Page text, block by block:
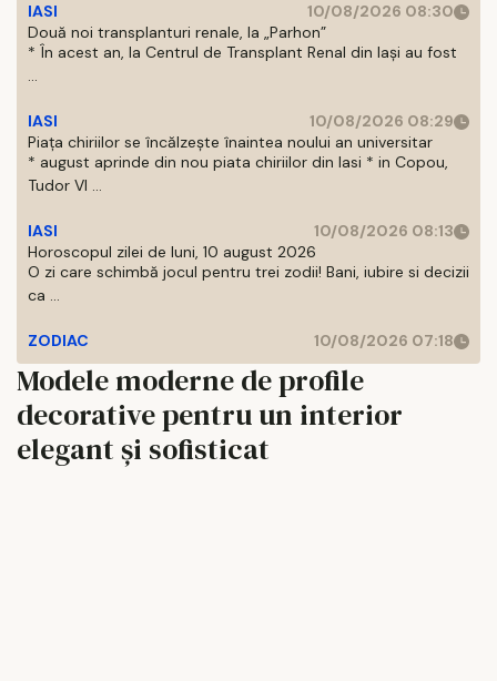
IASI
10/08/2026 08:30
Două noi transplanturi renale, la „Parhon”
* În acest an, la Centrul de Transplant Renal din Iaşi au fost
...
IASI
10/08/2026 08:29
Piața chiriilor se încălzește înaintea noului an universitar
* august aprinde din nou piata chiriilor din Iasi * in Copou,
Tudor Vl ...
IASI
10/08/2026 08:13
Horoscopul zilei de luni, 10 august 2026
O zi care schimbă jocul pentru trei zodii! Bani, iubire si decizii
ca ...
ZODIAC 10/08/2026 07:18
Modele moderne de profile
decorative pentru un interior
elegant și sofisticat